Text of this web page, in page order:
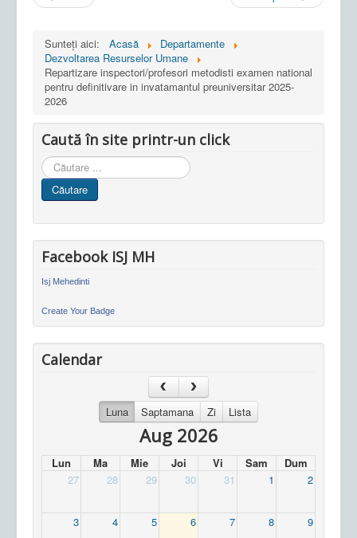
Sunteți aici: Acasă
Departamente
Dezvoltarea Resurselor Umane
Repartizare inspectori/profesori metodisti examen national
pentru definitivare in invatamantul preuniversitar 2025-
2026
Caută în site printr-un click
Cauta
in
site
Căutare
Facebook ISJ MH
Isj Mehedinti
Create Your Badge
Calendar
Luna Saptamana Zi Lista
Aug 2026
Lun Ma Mie Joi Vi Sam
Dum
27
28 29 30 31 1 2
3 4 5 6 7 8 9